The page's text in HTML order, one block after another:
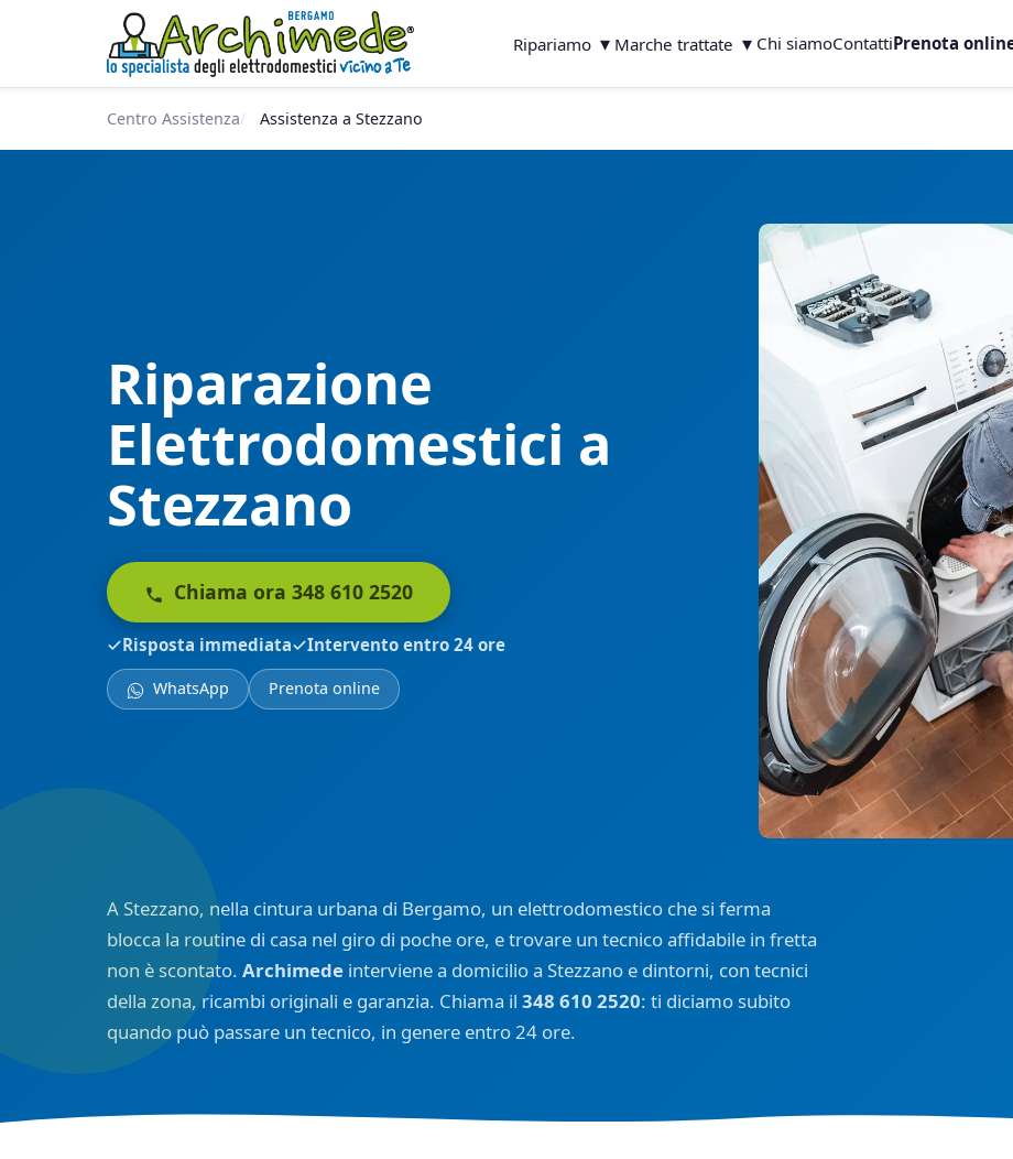
Ripariamo ▾ Marche trattate ▾ Chi siamoContattiPrenota
Centro Assistenza Assistenza a Stezzano
Riparazione
Elettrodomestici a
Stezzano
Chiama ora 348 610 2520
Risposta immediata Intervento entro 24 ore
WhatsApp Prenota online
A Stezzano, nella cintura urbana di Bergamo, un elettrodomestico che si ferma
blocca la routine di casa nel giro di poche ore, e trovare un tecnico affidabile in fretta
non è scontato.Archimede interviene a domicilio a Stezzano e dintorni, con tecnici
della zona, ricambi originali e garanzia. Chiama il348 610 2520: ti diciamo subito
quando può passare un tecnico, in genere entro 24 ore.